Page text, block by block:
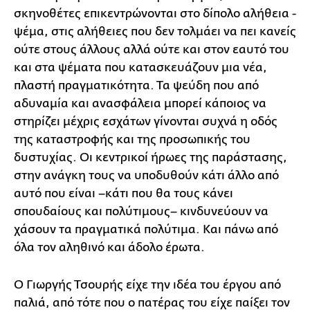
σκηνοθέτες επικεντρώνονται στο δίπολο αλήθεια -
ψέμα, στις αλήθειες που δεν τολμάει να πει κανείς
ούτε στους άλλους αλλά ούτε και στον εαυτό του
και στα ψέματα που κατασκευάζουν μια νέα,
πλαστή πραγματικότητα. Τα ψεύδη που από
αδυναμία και ανασφάλεια μπορεί κάποιος να
στηρίζει μέχρις εσχάτων γίνονται συχνά η οδός
της καταστροφής και της προσωπικής του
δυστυχίας. Οι κεντρικοί ήρωες της παράστασης,
στην ανάγκη τους να υποδυθούν κάτι άλλο από
αυτό που είναι –κάτι που θα τους κάνει
σπουδαίους και πολύτιμους– κινδυνεύουν να
χάσουν τα πραγματικά πολύτιμα. Και πάνω από
όλα τον αληθινό και άδολο έρωτα.
Ο Γιωργής Τσουρής είχε την ιδέα του έργου από
παλιά, από τότε που ο πατέρας του είχε παίξει τον